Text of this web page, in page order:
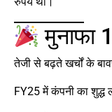
मुनाफा
तेजी से बढ़ते खर्चों के
FY25 में कंपनी का शुद्ध